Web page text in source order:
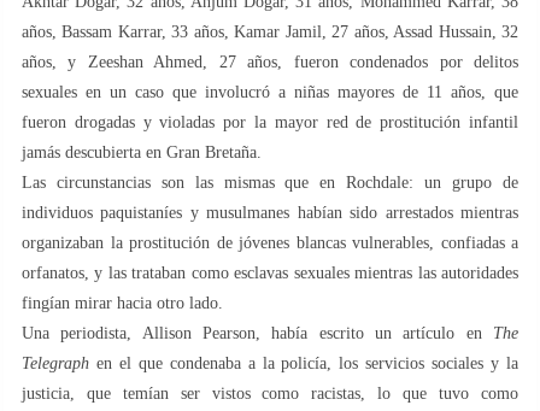
años, Bassam Karrar, 33 años, Kamar Jamil, 27 años, Assad Hussain, 32
años, y Zeeshan Ahmed, 27 años, fueron condenados por delitos
sexuales en un caso que involucró a niñas mayores de 11 años, que
fueron drogadas y violadas por la mayor red de prostitución infantil
jamás descubierta en Gran Bretaña.
Las circunstancias son las mismas que en Rochdale: un grupo de
individuos paquistaníes y musulmanes habían sido arrestados mientras
organizaban la prostitución de jóvenes blancas vulnerables, confiadas a
orfanatos, y las trataban como esclavas sexuales mientras las autoridades
fingían mirar hacia otro lado.
Una periodista, Allison Pearson, había escrito un artículo en The
Telegraph en el que condenaba a la policía, los servicios sociales y la
justicia, que temían ser vistos como racistas, lo que tuvo como